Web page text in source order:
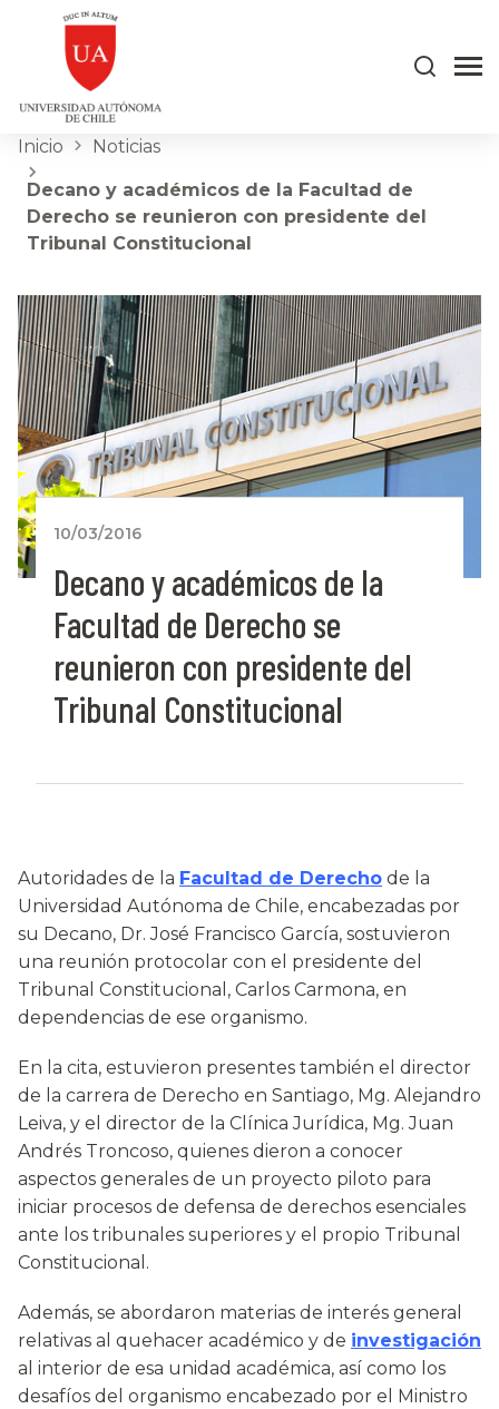
Inicio Noticias
Decano y académicos de la Facultad de
Derecho se reunieron con presidente del
Tribunal Constitucional
10/03/2016
Decano y académicos de la
Facultad de Derecho se
reunieron con presidente del
Tribunal Constitucional
Autoridades de la Facultad de Derecho de la
Universidad Autónoma de Chile, encabezadas por
su Decano, Dr. José Francisco García, sostuvieron
una reunión protocolar con el presidente del
Tribunal Constitucional, Carlos Carmona, en
dependencias de ese organismo.
En la cita, estuvieron presentes también el director
de la carrera de Derecho en Santiago, Mg. Alejandro
Leiva, y el director de la Clínica Jurídica, Mg. Juan
Andrés Troncoso, quienes dieron a conocer
aspectos generales de un proyecto piloto para
iniciar procesos de defensa de derechos esenciales
ante los tribunales superiores y el propio Tribunal
Constitucional.
Además, se abordaron materias de interés general
relativas al quehacer académico y de investigación
al interior de esa unidad académica, así como los
desafíos del organismo encabezado por el Ministro